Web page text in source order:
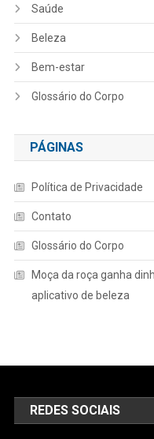
Saúde
Beleza
Bem-estar
Glossário do Corpo
PÁGINAS
Política de Privacidade
Contato
Glossário do Corpo
Moça da roça ganha
aplicativo de beleza
REDES SOCIAIS